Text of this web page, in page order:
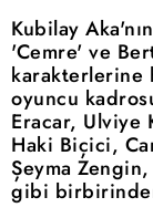
Kubilay
'Cemre' ve
karakterlerine
oyuncu
Eracar, Ulviye
Haki Biçici,
Şeyma
gibi